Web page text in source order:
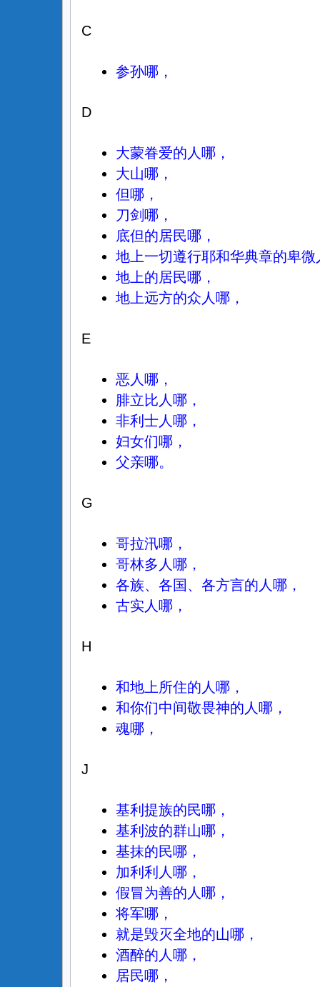
C
参孙哪，
D
大蒙眷爱的人哪，
大山哪，
但哪，
刀剑哪，
底但的居民哪，
地上一切遵行耶和华典章的卑微
地上的居民哪，
地上远方的众人哪，
E
恶人哪，
腓立比人哪，
非利士人哪，
妇女们哪，
父亲哪。
G
哥拉汛哪，
哥林多人哪，
各族、各国、各方言的人哪，
古实人哪，
H
和地上所住的人哪，
和你们中间敬畏神的人哪，
魂哪，
J
基利提族的民哪，
基利波的群山哪，
基抹的民哪，
加利利人哪，
假冒为善的人哪，
将军哪，
就是毁灭全地的山哪，
酒醉的人哪，
居民哪，